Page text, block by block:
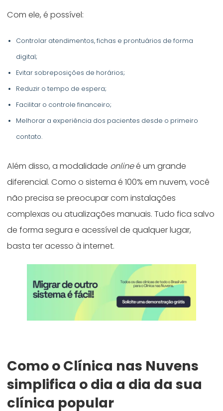
Com ele, é possível:
Controlar atendimentos, fichas e prontuários de forma
digital;
Evitar sobreposições de horários;
Reduzir o tempo de espera;
Facilitar o controle financeiro;
Melhorar a experiência dos pacientes desde o primeiro
contato.
Além disso, a modalidade onlineé um grande
diferencial. Como o sistema é 100% em nuvem, você
não precisa se preocupar com instalações
complexas ou atualizações manuais. Tudo fica salvo
de forma segura e acessível de qualquer lugar,
basta ter acesso à internet.
Como o Clínica nas Nuvens
simplifica o dia a dia da sua
clínica popular